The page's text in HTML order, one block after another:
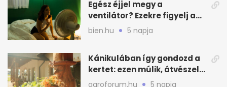
Egész éjjel megy a
ventilátor? Ezekre figyelj a
hőségben alvásnál
bien.hu 5 napja
Kánikulában így gondozd a
kertet: ezen múlik, átvészeli-
e a hőséget
agroforum.hu 5 napja